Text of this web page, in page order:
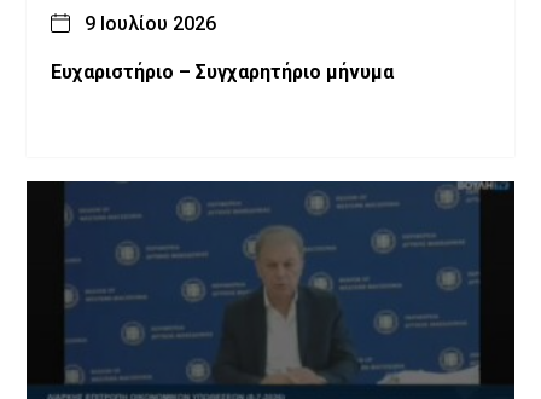
9 Ιουλίου 2026
Ευχαριστήριο – Συγχαρητήριο μήνυμα